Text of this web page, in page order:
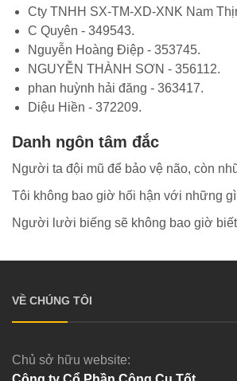
Cty TNHH SX-TM-XD-XNK Nam
C Quyên - 349543.
Nguyễn Hoàng Điệp - 353745.
NGUYỄN THÀNH SƠN - 356112.
phan huỳnh hải đăng - 363417.
Diệu Hiền - 372209.
Danh ngôn tâm đắc
Người ta đội mũ để bảo vệ não, còn
Tôi không bao giờ hối hận với những
Người lười biếng sẽ không bao giờ
VỀ CHÚNG TÔI
Chủ sở hữu website: